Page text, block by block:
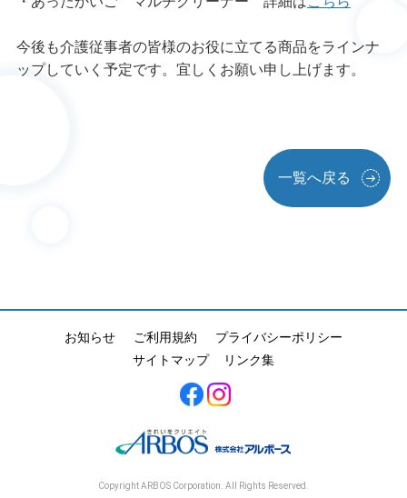
今後も介護従事者の皆様のお役に立てる商品をラインナ
ップしていく予定です。宜しくお願い申し上げます。
一覧へ戻る
お知らせ ご利用規約
プライバシーポリシー
サイトマップ
リンク集
Copyright ARBOS Corporation. All Rights Reserved.